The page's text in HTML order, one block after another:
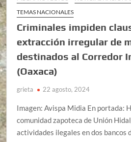
TEMAS NACIONALES
Criminales impiden
extracción irregular de
destinados al Corredor
(Oaxaca)
grieta 22 agosto, 2024
Imagen: Avispa Midia En portada:
comunidad zapoteca de Unión
actividades ilegales en dos bancos